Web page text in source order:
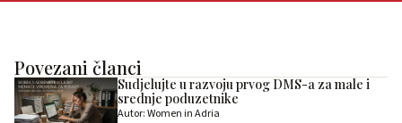
Povezani članci
Sudjelujte u razvoju prvog DMS-a za male i
srednje poduzetnike
Autor: Women in Adria